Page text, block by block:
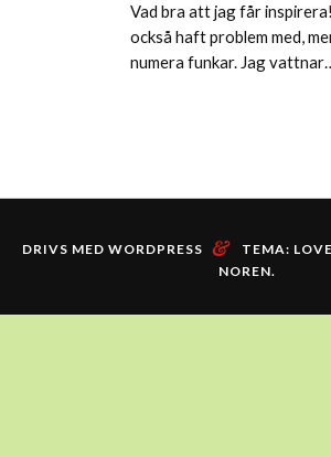
Vad bra att jag får
också haft problem med,
numera funkar. Jag
DRIVS MED WORDPRESS & TEMA:
NOREN.